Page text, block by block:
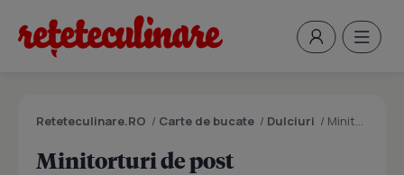
Reteteculinare.RO / Carte de bucate / Dulciuri / Minitorturi de post
Minitorturi de post